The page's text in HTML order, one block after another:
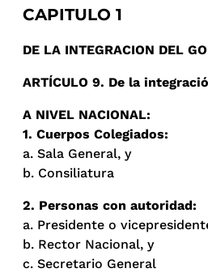
CAPITULO 1
DE LA INTEGRACION DEL
ARTÍCULO 9. De la
A NIVEL NACIONAL:
1. Cuerpos Colegiados:
a. Sala General, y
b. Consiliatura
2. Personas con autoridad:
a. Presidente o
b. Rector Nacional, y
c. Secretario General